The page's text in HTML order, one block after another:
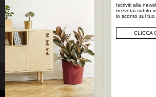
Potrebbe piacerti
Iscriviti alla
riceverai subito
lo sconto sul tuo
CLICCA